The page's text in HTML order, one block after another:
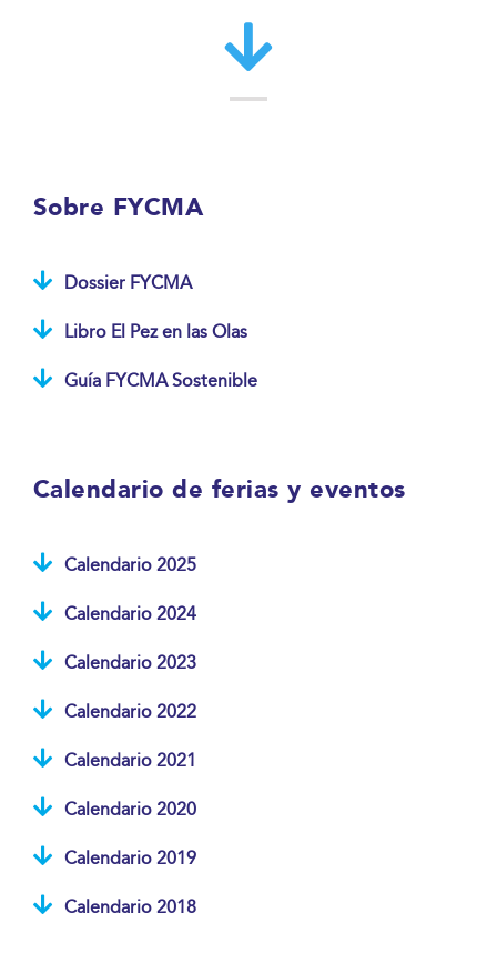
Sobre FYCMA
Dossier FYCMA
Libro El Pez en las Olas
Guía FYCMA Sostenible
Calendario de ferias y eventos
Calendario 2025
Calendario 2024
Calendario 2023
Calendario 2022
Calendario 2021
Calendario 2020
Calendario 2019
Calendario 2018